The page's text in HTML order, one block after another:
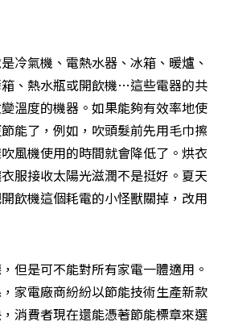
冷氣機、電熱水器、冰箱、暖爐、
、熱水瓶或開飲機…這些電器的共
溫度的機器。如果能夠有效率地使
能了，例如，吹頭髮前先用毛巾擦
風機使用的時間就會降低了。烘衣
服接收太陽光滋潤不是挺好。夏天
飲機這個耗電的小怪獸關掉，改用
但是可不能對所有家電一體適用。
家電廠商紛紛以節能技術生產新款
消費者現在還能憑著節能標章來選